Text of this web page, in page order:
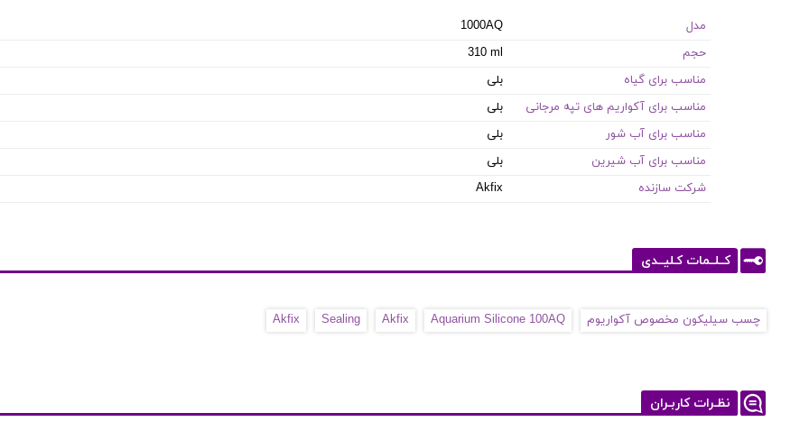
مدل
1000AQ
حجم
310 ml
مناسب برای گیاه
بلی
مناسب برای آکواریم های تپه مرجانی
بلی
مناسب برای آب شور
بلی
مناسب برای آب شیرین
بلی
شرکت سازنده
Akfix
کــلــمات کـلیــدی
چسب سیلیکون مخصوص آکواریوم Aquarium Silicone 100AQ
Akfix
Sealing
Akfix
نظـرات کاربـران